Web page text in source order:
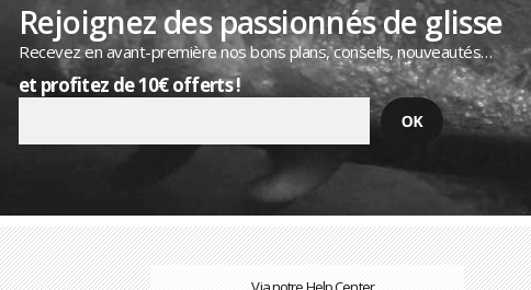
Rejoignez des passionnés de glisse
Recevez en avant-première nos bons plans, conseils, nouveautés…
et profitez de 10€ offerts !